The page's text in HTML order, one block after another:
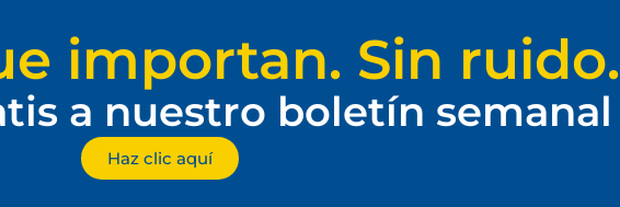
importan. Sin ruido.
a nuestro boletín semanal
Haz clic aquí